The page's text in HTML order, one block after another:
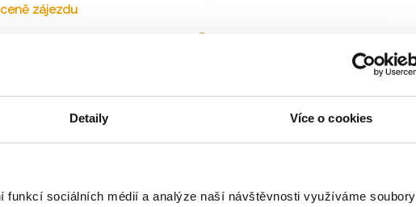
Detaily Více o cookies
funkcí sociálních médií a analýze naší návštěvnosti využíváme soubory
zájezdu
Laníková